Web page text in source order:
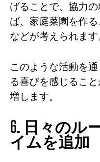
げることで、協力
ば、家庭菜園を作
などが考えられます
このような活動を
る喜びを感じるこ
増します。
6. 日々のル
イムを追加